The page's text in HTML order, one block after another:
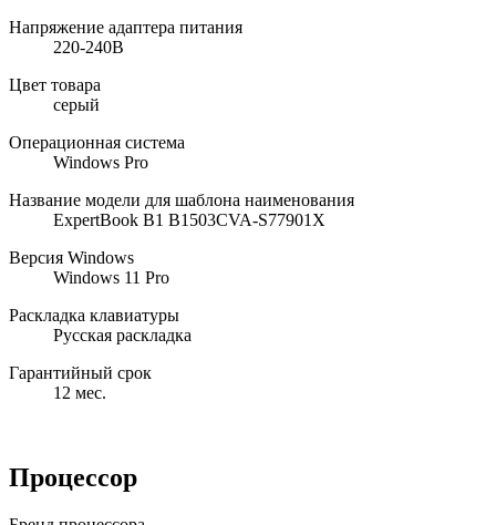
Напряжение адаптера питания
220-240В
Цвет товара
серый
Операционная система
Windows Pro
Название модели для шаблона наименования
ExpertBook B1 B1503CVA-S77901X
Версия Windows
Windows 11 Pro
Раскладка клавиатуры
Русская раскладка
Гарантийный срок
12 мес.
Процессор